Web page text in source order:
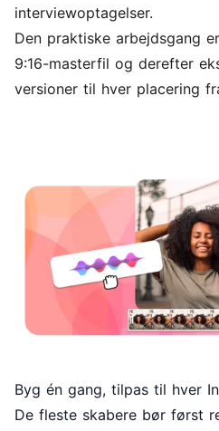
interviewoptagelser.
Den praktiske arbejdsgang
9:16-masterfil og derefter
versioner til hver placering
Byg én gang, tilpas til hver
De fleste skabere bør først